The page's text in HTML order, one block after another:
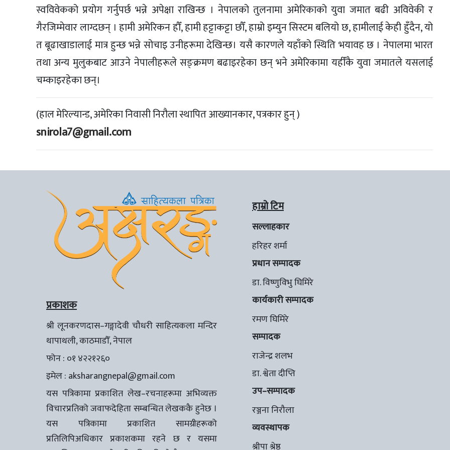
स्वविवेकको प्रयोग गर्नुपर्छ भन्ने अपेक्षा राखिन्छ । नेपालको तुलनामा अमेरिकाको युवा जमात बढी अविवेकी र
गैरजिम्मेवार लाग्दछन् । हामी अमेरिकन हौँ, हामी हट्टाकट्टा छौँ, हाम्रो इम्युन सिस्टम बलियो छ, हामीलाई केही हुँदैन, यो
त बूढाखाडालाई मात्र हुन्छ भन्ने सोचाइ उनीहरूमा देखिन्छ। यसै कारणले यहाँको स्थिति भयावह छ । नेपालमा भारत
तथा अन्य मुलुकबाट आउने नेपालीहरूले सङ्क्रमण बढाइरहेका छन् भने अमेरिकामा यहीँकै युवा जमातले यसलाई
चम्काइरहेका छन्।
(हाल मेरिल्यान्ड, अमेरिका निवासी निरौला स्थापित आख्यानकार, पत्रकार हुन् )
snirola7@gmail.com
प्रकाशक
श्री लूनकरणदास–गङ्गादेवी चौधरी साहित्यकला मन्दिर
थापाथली, काठमाडौँ, नेपाल
फोन : ०१ ४२२१२६०
इमेल : aksharangnepal@gmail.com
यस पत्रिकामा प्रकाशित लेख–रचनाहरूमा अभिव्यक्त
विचारप्रतिको जवाफदेहिता सम्बन्धित लेखककै हुनेछ ।
यस पत्रिकामा प्रकाशित सामग्रीहरूको
प्रतिलिपिअधिकार प्रकाशकमा रहने छ र यसमा
हाम्रो टिम
सल्लाहकार
हरिहर शर्मा
प्रधान सम्पादक
डा. विष्णुविभु घिमिरे
कार्यकारी सम्पादक
रमण घिमिरे
सम्पादक
राजेन्द्र शलभ
डा. श्वेता दीप्ति
उप–सम्पादक
रञ्जना निरौला
व्यवस्थापक
श्रीपा श्रेष्ठ